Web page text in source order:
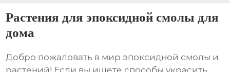
Растения для эпоксидной смолы для
дома
Добро пожаловать в мир эпоксидной смолы и